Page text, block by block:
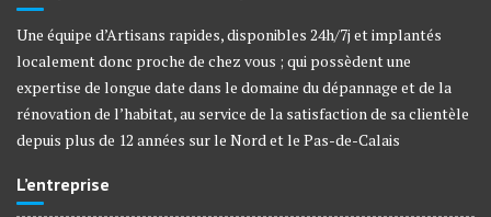
Une équipe d’Artisans rapides, disponibles 24h/7j et implantés
localement donc proche de chez vous ; qui possèdent une
expertise de longue date dans le domaine du dépannage et de la
rénovation de l’habitat, au service de la satisfaction de sa clientèle
depuis plus de 12 années sur le Nord et le Pas-de-Calais
L’entreprise